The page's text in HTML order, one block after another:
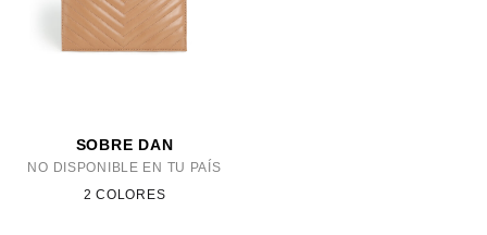
SOBRE DAN
NO DISPONIBLE EN TU PAÍS
2 COLORES